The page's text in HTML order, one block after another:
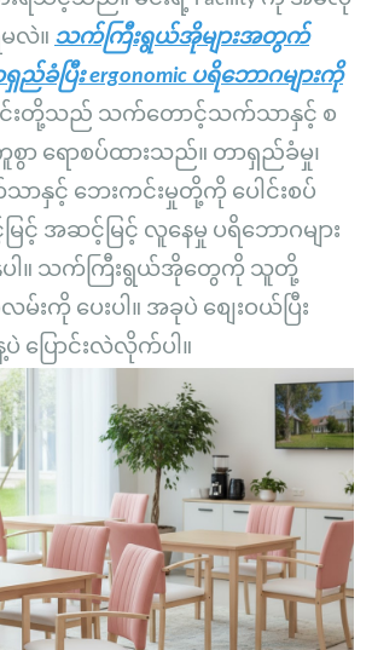
လဲ။ သက်ကြီးရွယ်အိုများအတွက်
ခံပြီး ergonomic ပရိဘောဂများကို
၎င်းတို့သည် သက်တောင့်သက်သာနှင့် စ
ရောစပ်ထားသည်။ တာရှည်ခံမှု၊
နှင့် ဘေးကင်းမှုတို့ကို ပေါင်းစပ်
အဆင့်မြင့် လူနေမှု ပရိဘောဂများ
နှံပါ။ သက်ကြီးရွယ်အိုတွေကို သူတို့
ပေးပါ။ အခုပဲ စျေးဝယ်ပြီး
ပြောင်းလဲလိုက်ပါ။